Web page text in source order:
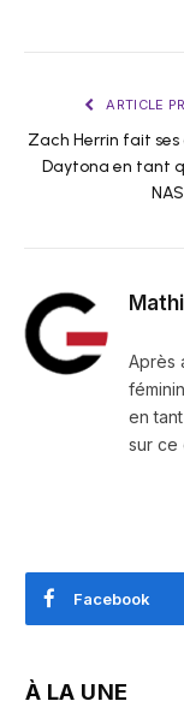
ARTICLE
Zach Herrin fait ses
Daytona en tant
Après
en
sur ce
Facebook
À LA UNE